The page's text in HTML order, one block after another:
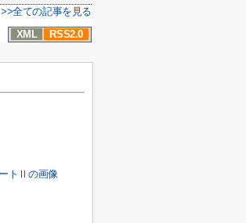
>>全ての記事を見る
XML
RSS2.0